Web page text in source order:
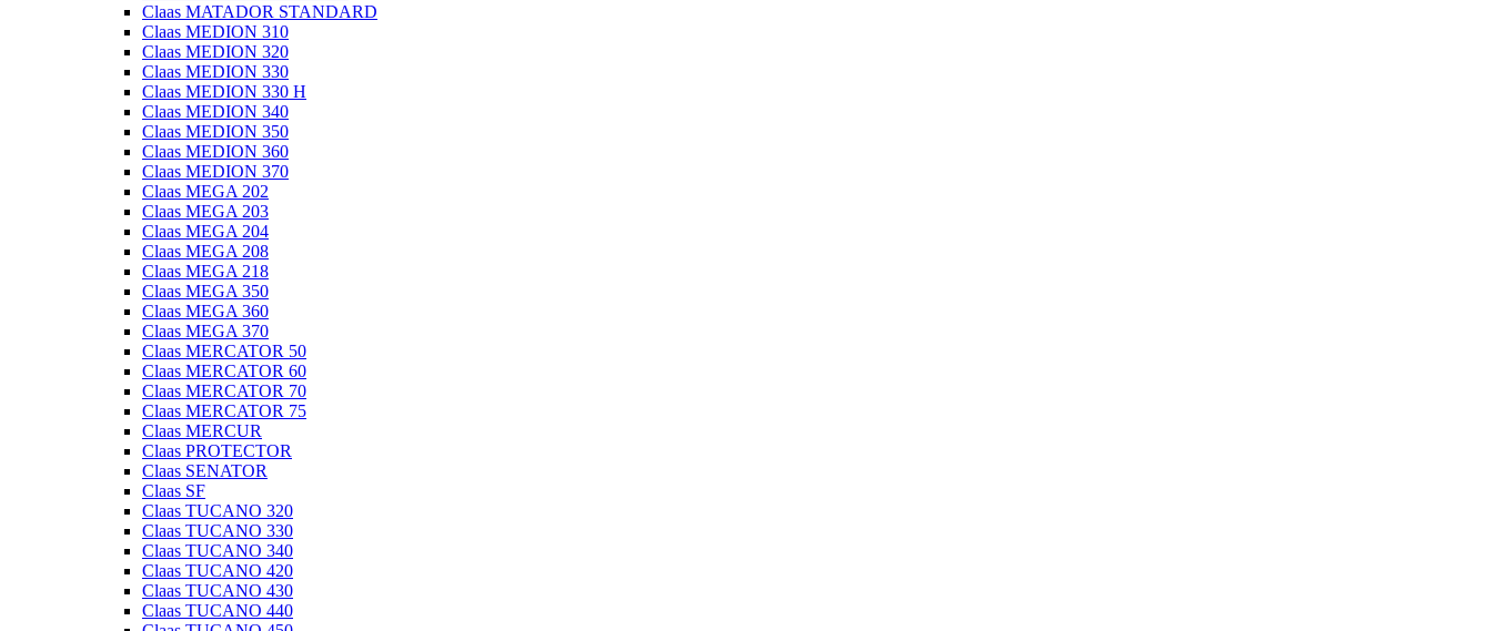
Claas MATADOR STANDARD
Claas MEDION 310
Claas MEDION 320
Claas MEDION 330
Claas MEDION 330 H
Claas MEDION 340
Claas MEDION 350
Claas MEDION 360
Claas MEDION 370
Claas MEGA 202
Claas MEGA 203
Claas MEGA 204
Claas MEGA 208
Claas MEGA 218
Claas MEGA 350
Claas MEGA 360
Claas MEGA 370
Claas MERCATOR 50
Claas MERCATOR 60
Claas MERCATOR 70
Claas MERCATOR 75
Claas MERCUR
Claas PROTECTOR
Claas SENATOR
Claas SF
Claas TUCANO 320
Claas TUCANO 330
Claas TUCANO 340
Claas TUCANO 420
Claas TUCANO 430
Claas TUCANO 440